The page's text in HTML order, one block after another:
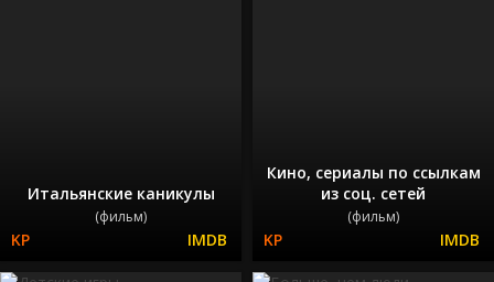
Итальянские каникулы
(фильм)
Кино, сериалы по ссылкам
из соц. сетей
(фильм)